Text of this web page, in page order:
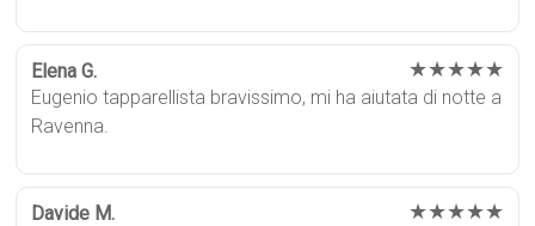
Elena G. ★★★★★
Eugenio tapparellista bravissimo, mi ha aiutata di notte a
Ravenna.
Davide M. ★★★★★